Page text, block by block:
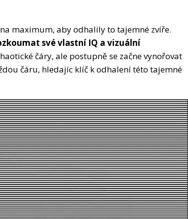
maximum, aby odhalily to tajemné zvíře.
své vlastní IQ a vizuální
čáry, ale postupně se začne vynořovat
čáru, hledajíc klíč k odhalení této tajemné